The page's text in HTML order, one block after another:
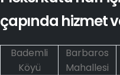
çapında hizmet
Bademli
Köyü
Barbaros
Mahallesi